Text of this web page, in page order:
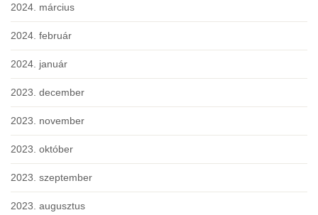
2024. március
2024. február
2024. január
2023. december
2023. november
2023. október
2023. szeptember
2023. augusztus